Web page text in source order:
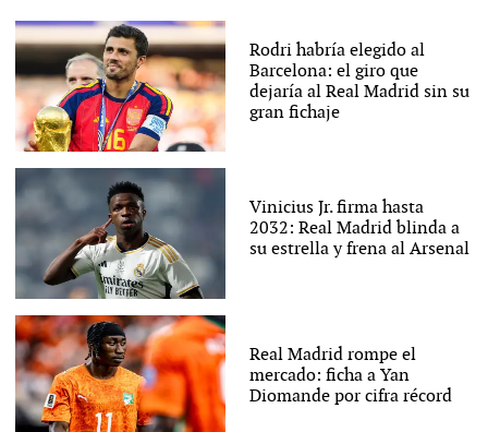
Rodri habría elegido al
Barcelona: el giro que
dejaría al Real Madrid sin su
gran fichaje
Vinicius Jr. firma hasta
2032: Real Madrid blinda a
su estrella y frena al Arsenal
Real Madrid rompe el
mercado: ficha a Yan
Diomande por cifra récord